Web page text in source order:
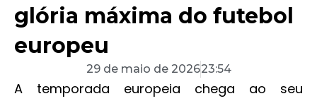
glória máxima do futebol
europeu
29 de maio de 202623:54
A temporada europeia chega ao seu